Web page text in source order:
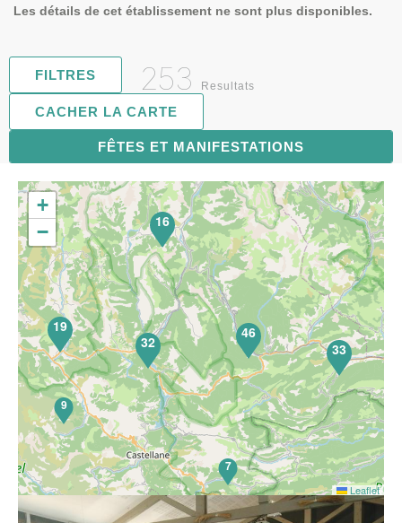
Les détails de cet établissement ne sont plus disponibles.
FILTRES 253 Resultats
FÊTES ET MANIFESTATIONS
CACHER LA CARTE
7
9
19
16
63
32
46
33
+
−
Leaflet